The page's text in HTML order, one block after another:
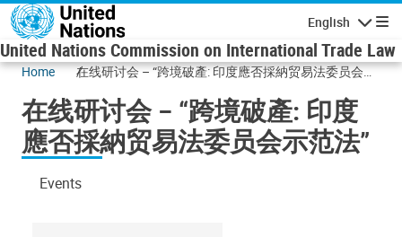
Skip to main content
English
United Nations Commission on International Trade Law
Home
在线研讨会 – “跨境破產: 印度應否採納贸易法委员会示
在线研讨会 – “跨境破產: 印度
應否採納贸易法委员会示范法”
Events